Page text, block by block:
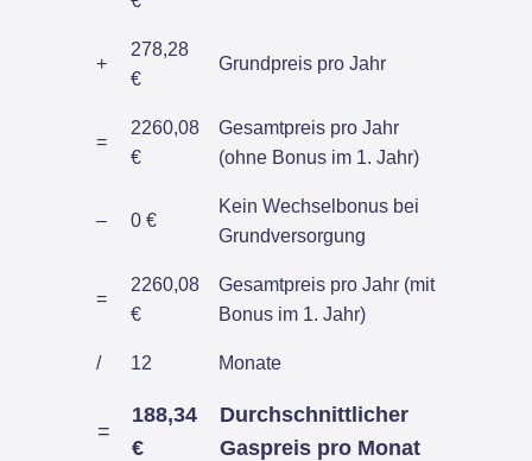
+
278,28
€
Grundpreis pro Jahr
=
2260,08
€
Gesamtpreis pro Jahr
(ohne Bonus im 1. Jahr)
– 0 €
Kein Wechselbonus bei
Grundversorgung
=
2260,08
€
Gesamtpreis pro Jahr (mit
Bonus im 1. Jahr)
/ 12 Monate
=
188,34
€
Durchschnittlicher
Gaspreis pro Monat